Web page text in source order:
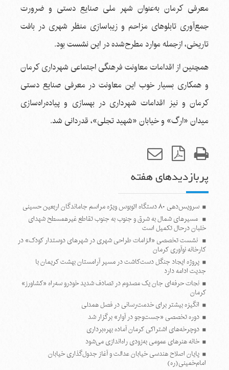
معرفی کرمان به‌عنوان شهر ملی صنایع دستی و ضرورت
جمع‌آوری تابلوهای مزاحم و زیباسازی منظر شهری در بافت
تاریخی، ازجمله موارد مطرح‌شده در این نشست بود.
همچنین از اقدامات معاونت فرهنگی اجتماعی شهرداری کرمان
و همکاری بسیار خوب این معاونت در معرفی صنایع دستی
کرمان و نیز اقدامات شهرداری در بهسازی و پیاده‌راه‌سازی
میدان «ارگ» و خیابان «شهید تجلی»، قدردانی شد.
پربازدیدهای هفته
سرویس‌دهی ۸۰ دستگاه اتوبوس ویژه مراسم جاماندگان اربعین حسینی
مسیرهای شمال به شرق و جنوب به جنوب تقاطع غیرهمسطح شهدای
خلبان درحال تکمیل است
نشست تخصصی «الزامات طراحی شهری در شهرهای دوستدار کودک» در
کارخانه نوآوری کرمان
پروژه ایجاد جنگل دست‌کاشت در مسیر آرامستان بهشت کریمان با
جدیت ادامه دارد
نجات حرفه‌ای جان یک مصدوم در تصادف شدید خودرو سه‌راه «کشاورز»
کرمان
انگیزه بیشتر برای خدمت‌رسانی در فصل همدلی
دوره تخصصی «جست‌وجو در آوار» برگزار شد
دوچرخه‌های اشتراکی کرمان آماده بهره‌برداری
خانه هنرهای عمومی به‌زودی راه‌اندازی می‌شود
پایان اصلاح هندسی خیابان عدالت و آغاز جدول‌گذاری خیابان
امام‌خمینی(ره)